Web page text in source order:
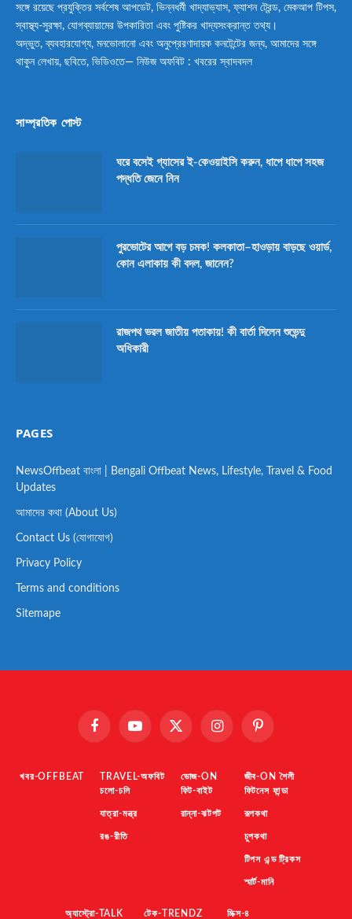
সঙ্গে রয়েছে প্রযুক্তির সর্বশেষ আপডেট, ভিন্নধর্মী খাদ্যাভ্যাস, ফ্যাশন ট্রেন্ড, মেকআপ টিপস,
স্বাস্থ্য-সুরক্ষা, যোগব্যায়ামের উপকারিতা এবং পুষ্টিকর খাদ্যসংক্রান্ত তথ্য।
অদ্ভুত, ব্যবহারযোগ্য, মনভোলানো এবং অনুপ্রেরণাদায়ক কনটেন্টের জন্য, আমাদের সঙ্গে
থাকুন লেখায়, ছবিতে, ভিডিওতে— নিউজ অফবিট : খবরের স্বাদবদল
সাম্প্রতিক পোস্ট
ঘরে বসেই গ্যাসের ই-কেওয়াইসি করুন, ধাপে ধাপে সহজ
পদ্ধতি জেনে নিন
পুরভোটের আগে বড় চমক! কলকাতা–হাওড়ায় বাড়ছে ওয়ার্ড,
কোন এলাকায় কী বদল, জানেন?
রাজপথ ভরল জাতীয় পতাকায়! কী বার্তা দিলেন শুভেন্দু
অধিকারী
PAGES
NewsOffbeat বাংলা | Bengali Offbeat News, Lifestyle, Travel & Food
Updates
আমাদের কথা (About Us)
Contact Us (যোগাযোগ)
Privacy Policy
Terms and conditions
Sitemape
FacebookYouTube X
InstagramPinterest
খবর-OFFBEAT
TRAVEL-অফবিট
চলো-চলি
যাত্রা-মন্ত্র
রঙ-রীতি
ভোজ-ON
ফিট-বাইট
রান্না-ঝটপট
জীব-ON শৈলী
ফিটনেস ফান্ডা
রূপকথা
চুপকথা
টিপস এন্ড ট্রিকস
স্মার্ট-মানি
অ্যাস্ট্রো-TALK টেক-TRENDZ মিক্স-৪